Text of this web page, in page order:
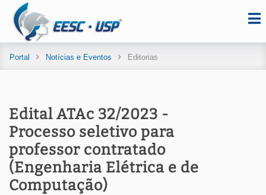
Portal Notícias e Eventos Editorias
Edital ATAc 32/2023 -
Processo seletivo para
professor contratado
(Engenharia Elétrica e de
Computação)